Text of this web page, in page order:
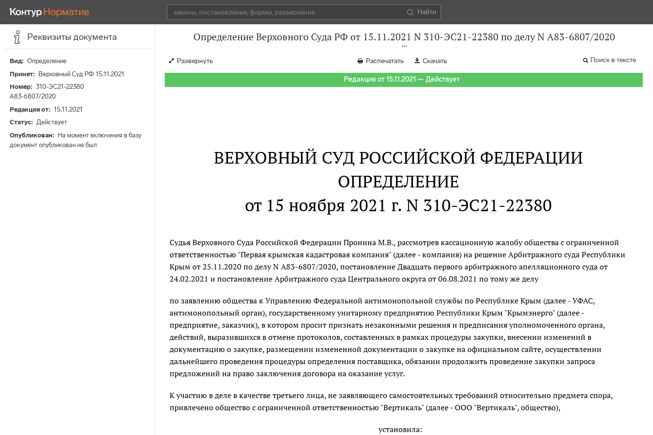
Найти
Реквизиты документа
Вид
Определение
Принят
Верховный Суд РФ 15.11.2021
Номер
310-ЭС21-22380
А83-6807/2020
Редакция от
15.11.2021
Статус
Действует
Опубликован
На момент включения в базу
документ опубликован не был
Определение Верховного Суда РФ от 15.11.2021 N 310-ЭС21-22380 по делу N А83-6807/2020
Развернуть Распечатать Скачать Поиск в тексте
Редакция от 15.11.2021 — Действует
ВЕРХОВНЫЙ СУД РОССИЙСКОЙ ФЕДЕРАЦИИ
ОПРЕДЕЛЕНИЕ
от 15 ноября 2021 г. N 310-ЭС21-22380
Судья Верховного Суда Российской Федерации Пронина М.В., рассмотрев кассационную жалобу общества с ограниченной
ответственностью "Первая крымская кадастровая компания" (далее - компания) на решение Арбитражного суда Республики
Крым от 25.11.2020 по делу N А83-6807/2020, постановление Двадцать первого арбитражного апелляционного суда от
24.02.2021 и постановление Арбитражного суда Центрального округа от 06.08.2021 по тому же делу
по заявлению общества к Управлению Федеральной антимонопольной службы по Республике Крым (далее - УФАС,
антимонопольный орган), государственному унитарному предприятию Республики Крым "Крымэнерго" (далее -
предприятие, заказчик), в котором просит признать незаконными решения и предписания уполномоченного органа,
действий, выразившихся в отмене протоколов, составленных в рамках процедуры закупки, внесении изменений в
документацию о закупке, размещении измененной документации о закупке на официальном сайте, осуществлении
дальнейшего проведения процедуры определения поставщика, обязании продолжить проведение закупки запроса
предложений на право заключения договора на оказание услуг.
К участию в деле в качестве третьего лица, не заявляющего самостоятельных требований относительно предмета спора,
привлечено общество с ограниченной ответственностью "Вертикаль" (далее - ООО "Вертикаль", общество),
установила: